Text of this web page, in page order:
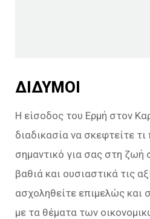
ΔΙΔΥΜΟΙ
Η είσοδος του Ερμή στον
διαδικασία να σκεφτείτε τι
σημαντικό για σας στη ζωή
βαθιά και ουσιαστικά τις
ασχοληθείτε επιμελώς και
με τα θέματα των